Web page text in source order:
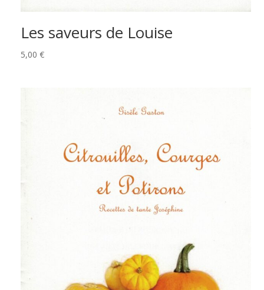
Les saveurs de Louise
5,00 €